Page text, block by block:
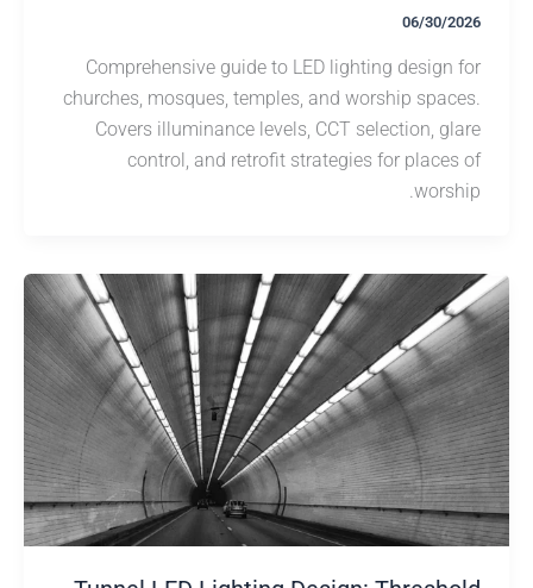
Comprehensive guide to LED lighting
churches, mosques, temples, and worship
Covers illuminance levels, CCT selection,
control, and retrofit strategies for